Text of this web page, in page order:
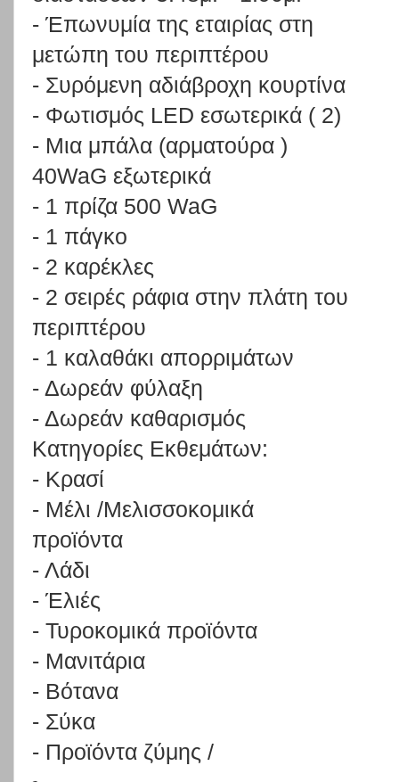
- Έπωνυμία της εταιρίας στη
μετώπη του περιπτέρου
- Συρόμενη αδιάβροχη κουρτίνα
- Φωτισμός LED εσωτερικά ( 2)
- Μια μπάλα (αρματούρα )
40WaG εξωτερικά
- 1 πρίζα 500 WaG
- 1 πάγκο
- 2 καρέκλες
- 2 σειρές ράφια στην πλάτη του
περιπτέρου
- 1 καλαθάκι απορριμάτων
- Δωρεάν φύλαξη
- Δωρεάν καθαρισμός
Κατηγορίες Εκθεμάτων:
- Κρασί
- Μέλι /Μελισσοκομικά
προϊόντα
- Λάδι
- Έλιές
- Τυροκομικά προϊόντα
- Μανιτάρια
- Βότανα
- Σύκα
- Προϊόντα ζύμης /